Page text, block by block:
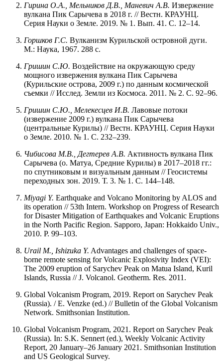
Гирина О.А., Мельников Д.В., Маневич А.В. Извержение
вулкана Пик Сарычева в 2018 г. // Вестн. КРАУНЦ.
Серия Науки о Земле. 2019. № 1. Вып. 41. С. 12–14.
Горшков Г.С. Вулканизм Курильской островной дуги.
М.: Наука, 1967. 288 с.
Гришин С.Ю. Воздействие на окружающую среду
мощного извержения вулкана Пик Сарычева
(Курильские острова, 2009 г.) по данным космической
съемки // Исслед. Земли из Космоса. 2011. № 2. С. 92–96.
Гришин С.Ю., Мелекесцев И.В. Лавовые потоки
(извержение 2009 г.) вулкана Пик Сарычева
(центральные Курилы) // Вестн. КРАУНЦ. Серия Науки
о Земле. 2010. № 1. С. 232–239.
Чибисова М.В., Дегтерев А.В. Активность вулкана Пик
Сарычева (о. Матуа, Средние Курилы) в 2017–2018 гг.:
по спутниковым и визуальным данным // Геосистемы
переходных зон. 2019. Т. 3. № 1. С. 144–148.
Miyagi Y. Earthquake and Volcano Monitoring by ALOS and
its operation // 53th Intern. Workshop on Progress of Research
for Disaster Mitigation of Earthquakes and Volcanic Eruptions
in the North Pacific Region. Sapporo, Japan: Hokkaido Univ.,
2010. P. 99–103.
Urail M., Ishizuka Y. Advantages and challenges of space-
borne remote sensing for Volcanic Explosivity Index (VEI):
The 2009 eruption of Sarychev Peak on Matua Island, Kuril
Islands, Russia // J. Volcanol. Geotherm. Res. 2011.
Global Volcanism Program, 2019. Report on Sarychev Peak
(Russia). / E. Venzke (ed.) // Bulletin of the Global Volcanism
Network. Smithsonian Institution.
Global Volcanism Program, 2021. Report on Sarychev Peak
(Russia). In: S.K. Sennert (ed.), Weekly Volcanic Activity
Report, 20 January–26 January 2021. Smithsonian Institution
and US Geological Survey.